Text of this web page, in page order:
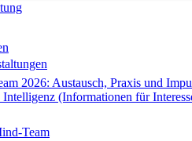
2026: Austausch, Praxis und
(Informationen für
Team